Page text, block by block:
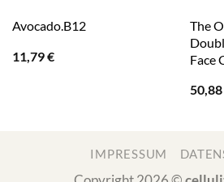
Avocado.B12
11,79€
The
Face
50,88
IMPRESSUM